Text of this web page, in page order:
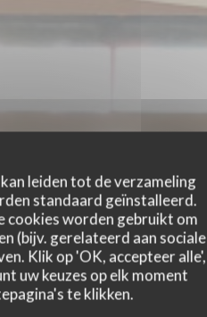
leiden tot de verzameling
standaard geïnstalleerd.
cookies worden gebruikt om
(bijv. gerelateerd aan sociale
Klik op 'OK, accepteer alle',
uw keuzes op elk moment
te klikken.